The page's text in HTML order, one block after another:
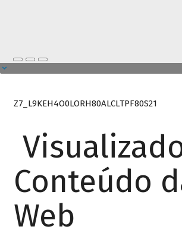
Z7_L9KEH4O0LORH80ALCLTPF80S21
Conteúdo
Web